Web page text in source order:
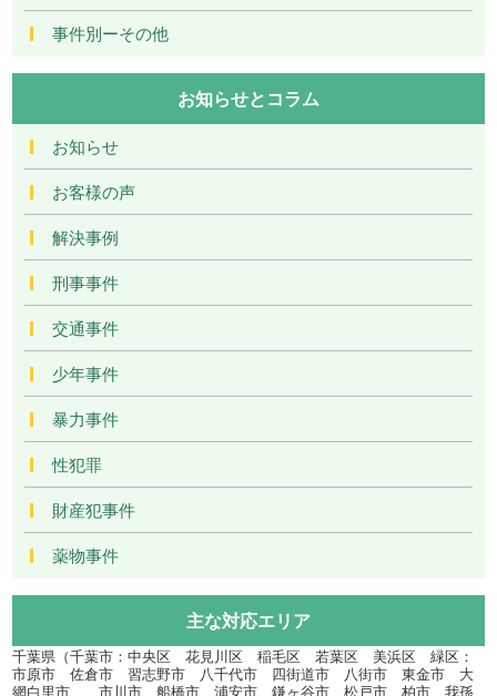
事件別ーその他
お知らせとコラム
お知らせ
お客様の声
解決事例
刑事事件
交通事件
少年事件
暴力事件
性犯罪
財産犯事件
薬物事件
主な対応エリア
千葉県（千葉市：中央区 花見川区 稲毛区 若葉区 美浜区 緑区：
市原市 佐倉市 習志野市 八千代市 四街道市 八街市 東金市 大
網白里市 市川市 船橋市 浦安市 鎌ヶ谷市 松戸市 柏市 我孫